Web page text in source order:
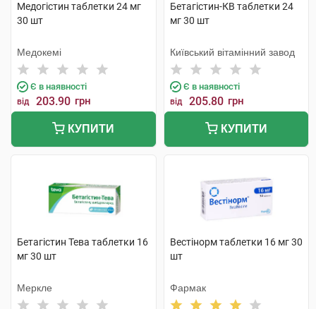
Медогістин таблетки 24 мг
30 шт
Медокемі
Є в наявності
від 203.90 грн
КУПИТИ
Бетагістин-КВ таблетки 24
мг 30 шт
Київський вітамінний завод
Є в наявності
від 205.80 грн
КУПИТИ
Бетагістин Тева таблетки 16
мг 30 шт
Меркле
Вестінорм таблетки 16 мг 30
шт
Фармак